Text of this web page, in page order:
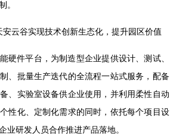
。
安云谷实现技术创新生态化，提升园区价值
硬件平台，为制造型企业提供设计、测试、
、批量生产迭代的全流程一站式服务，配备
、实验室设备供企业使用，并利用柔性自动
性化、定制化需求的同时，依托每个项目设
业研发人员合作推进产品落地。